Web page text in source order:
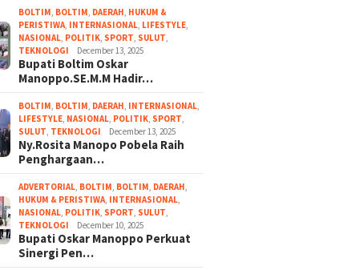
BOLTIM, BOLTIM, DAERAH, HUKUM &
PERISTIWA, INTERNASIONAL, LIFESTYLE,
NASIONAL, POLITIK, SPORT, SULUT,
TEKNOLOGI
December 13, 2025
Bupati Boltim Oskar
Manoppo.SE.M.M Hadir…
BOLTIM, BOLTIM, DAERAH, INTERNASIONAL,
LIFESTYLE, NASIONAL, POLITIK, SPORT,
SULUT, TEKNOLOGI December 13, 2025
Ny.Rosita Manopo Pobela Raih
Penghargaan…
ADVERTORIAL, BOLTIM, BOLTIM, DAERAH,
HUKUM & PERISTIWA, INTERNASIONAL,
NASIONAL, POLITIK, SPORT, SULUT,
TEKNOLOGI
December 10, 2025
Bupati Oskar Manoppo Perkuat
Sinergi Pen…